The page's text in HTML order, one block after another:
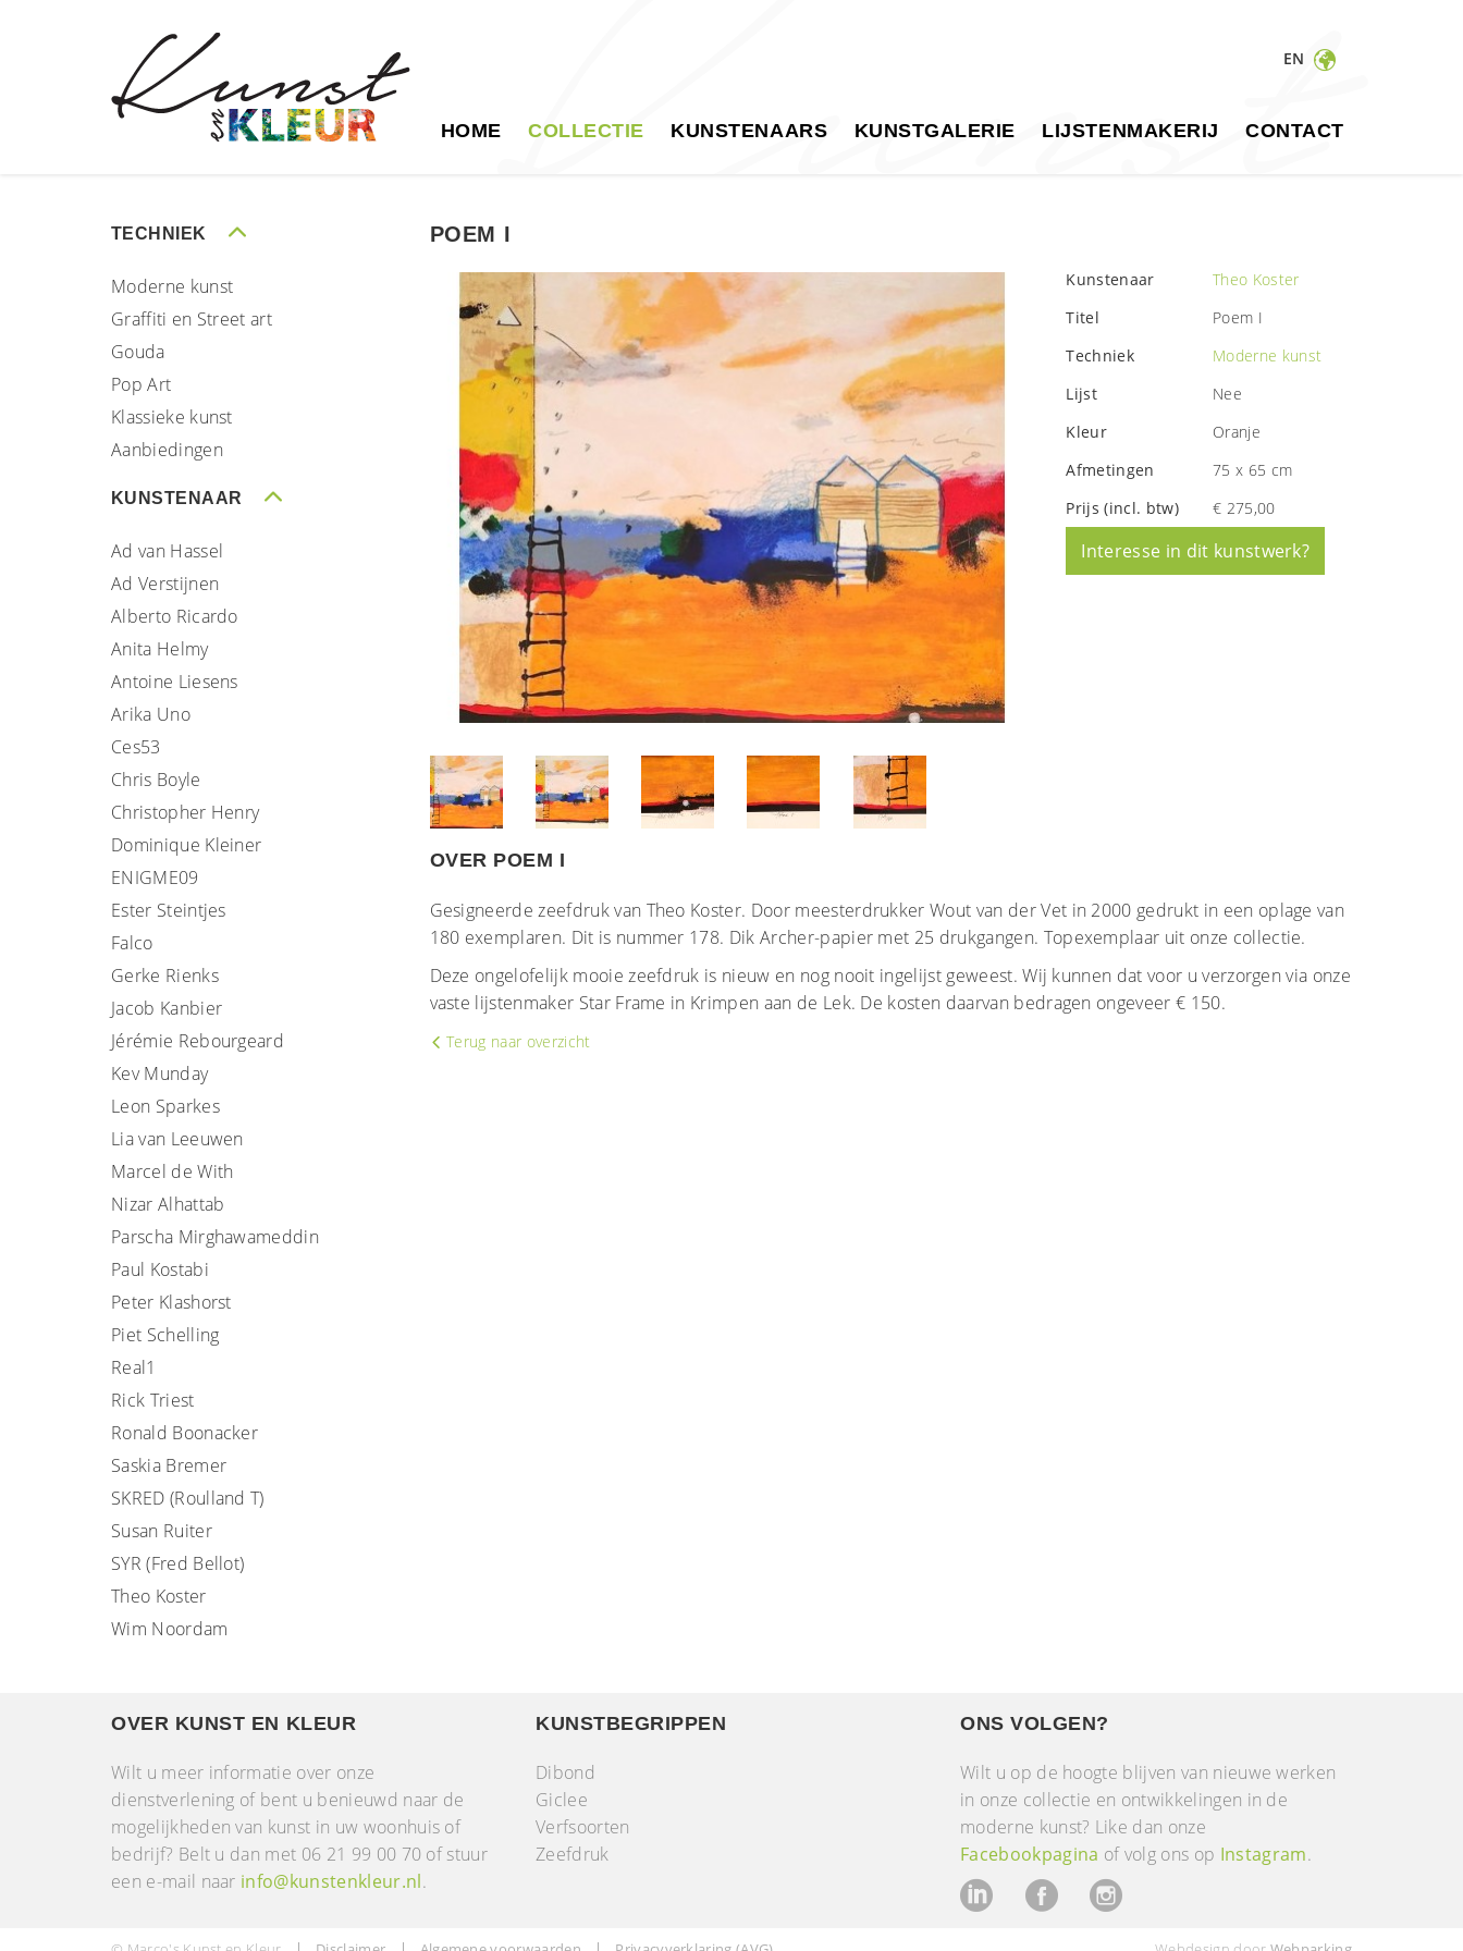
EN
HOME COLLECTIE KUNSTENAARS KUNSTGALERIE LIJSTENMAKERIJ CONTACT
TECHNIEK
Moderne kunst
Graffiti en Street art
Gouda
Pop Art
Klassieke kunst
Aanbiedingen
KUNSTENAAR
Ad van Hassel
Ad Verstijnen
Alberto Ricardo
Anita Helmy
Antoine Liesens
Arika Uno
Ces53
Chris Boyle
Christopher Henry
Dominique Kleiner
ENIGME09
Ester Steintjes
Falco
Gerke Rienks
Jacob Kanbier
Jérémie Rebourgeard
Kev Munday
Leon Sparkes
Lia van Leeuwen
Marcel de With
Nizar Alhattab
Parscha Mirghawameddin
Paul Kostabi
Peter Klashorst
Piet Schelling
Real1
Rick Triest
Ronald Boonacker
Saskia Bremer
SKRED (Roulland T)
Susan Ruiter
SYR (Fred Bellot)
Theo Koster
Wim Noordam
POEM I
Kunstenaar
Theo Koster
Titel
Poem I
Techniek
Moderne kunst
Lijst
Nee
Kleur
Oranje
Afmetingen
75 x 65 cm
Prijs (incl. btw)
€ 275,00
Interesse in dit kunstwerk?
OVER POEM I
Gesigneerde zeefdruk van Theo Koster. Door meesterdrukker Wout van der Vet in 2000 gedrukt in een oplage van
180 exemplaren. Dit is nummer 178. Dik Archer-papier met 25 drukgangen. Topexemplaar uit onze collectie.
Deze ongelofelijk mooie zeefdruk is nieuw en nog nooit ingelijst geweest. Wij kunnen dat voor u verzorgen via onze
vaste lijstenmaker Star Frame in Krimpen aan de Lek. De kosten daarvan bedragen ongeveer € 150.
Terug naar overzicht
OVER KUNST EN KLEUR
Wilt u meer informatie over onze
dienstverlening of bent u benieuwd naar de
mogelijkheden van kunst in uw woonhuis of
bedrijf? Belt u dan met 06 21 99 00 70 of stuur
een e-mail naar info@kunstenkleur.nl.
KUNSTBEGRIPPEN
Dibond
Giclee
Verfsoorten
Zeefdruk
ONS VOLGEN?
Wilt u op de hoogte blijven van nieuwe werken
in onze collectie en ontwikkelingen in de
moderne kunst? Like dan onze
Facebookpagina of volg ons op Instagram.